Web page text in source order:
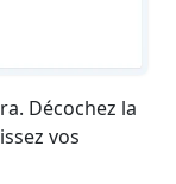
Décochez la
vos